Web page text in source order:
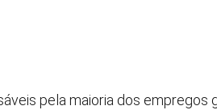
pela maioria dos empregos